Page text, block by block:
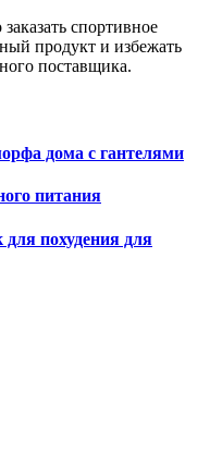
спортивное
продукт и избежать
поставщика.
дома с гантелями
питания
похудения для